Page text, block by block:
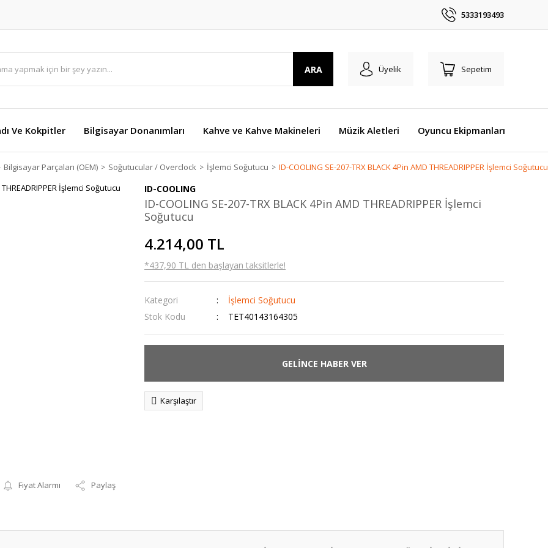
5333193493
ARA Üyelik Sepetim
Ve Kokpitler Bilgisayar Donanımları Kahve ve Kahve Makineleri Müzik Aletleri Oyuncu Ekipmanları
Bilgisayar Parçaları (OEM) Soğutucular / Overclock İşlemci Soğutucu ID-COOLING SE-207-TRX BLACK 4Pin AMD THREADRIPPER İşlemci Soğutucu
Fiyat Alarmı Paylaş
ID-COOLING
ID-COOLING SE-207-TRX BLACK 4Pin AMD THREADRIPPER İşlemci
Soğutucu
4.214,00 TL
*437,90 TL den başlayan taksitlerle!
Kategori
İşlemci Soğutucu
Stok Kodu
TET40143164305
GELİNCE HABER VER
Karşılaştır